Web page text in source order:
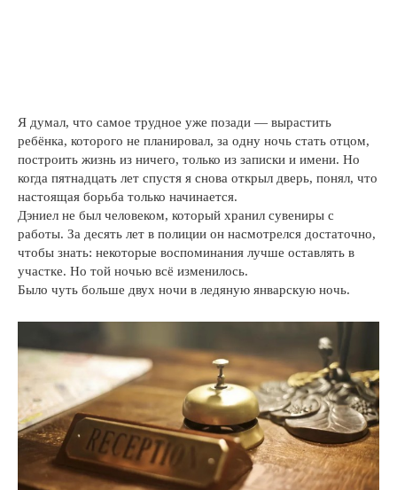
Я думал, что самое трудное уже позади — вырастить
ребёнка, которого не планировал, за одну ночь стать отцом,
построить жизнь из ничего, только из записки и имени. Но
когда пятнадцать лет спустя я снова открыл дверь, понял, что
настоящая борьба только начинается.
Дэниел не был человеком, который хранил сувениры с
работы. За десять лет в полиции он насмотрелся достаточно,
чтобы знать: некоторые воспоминания лучше оставлять в
участке. Но той ночью всё изменилось.
Было чуть больше двух ночи в ледяную январскую ночь.